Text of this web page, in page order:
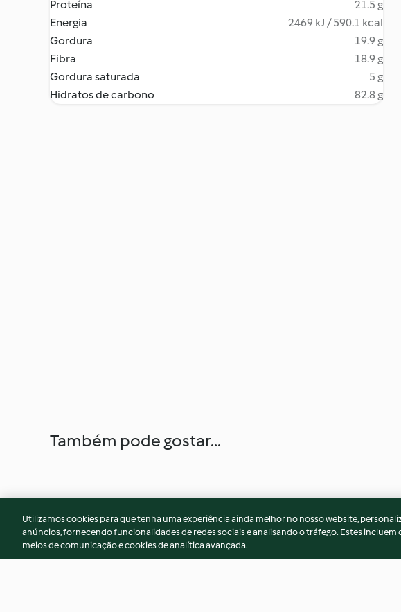
Proteína
21.5 g
Energia
2469 kJ / 590.1 kcal
Gordura
19.9 g
Fibra
18.9 g
Gordura saturada
5 g
Hidratos de carbono
82.8 g
Também pode gostar...
Utilizamos cookies para que tenha uma experiência ainda melhor no nosso website,
anúncios, fornecendo funcionalidades de redes sociais e analisando o tráfego. Estes incluem
meios de comunicação e cookies de analítica avançada.